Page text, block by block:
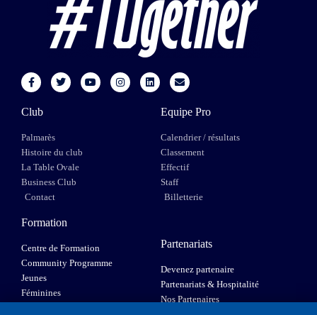
Club
Palmarès
Histoire du club
La Table Ovale
Business Club
Contact
Equipe Pro
Calendrier / résultats
Classement
Effectif
Staff
Billetterie
Formation
Centre de Formation
Community Programme
Jeunes
Féminines
Partenariats
Devenez partenaire
Partenariats & Hospitalité
Nos Partenaires